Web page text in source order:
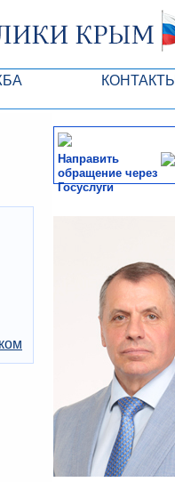
КОНТАКТЫ
Направить
обращение через
Госуслуги